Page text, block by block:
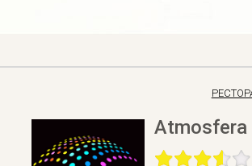
Atmosfera